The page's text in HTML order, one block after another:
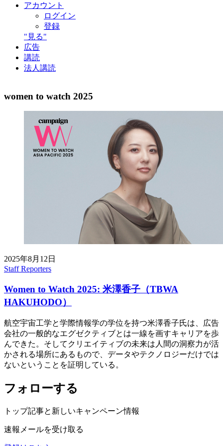
アカウント
ログイン
登録
"見る"
広告
講読
法人講読
women to watch 2025
2025年8月12日
Staff Reporters
Women to Watch 2025: 米澤香子（TBWA
HAKUHODO）
航空宇宙工学と学際情報学の学位を持つ米澤香子氏は、広告
会社の一般的なエグゼクティブとは一線を画すキャリアを歩
んできた。そしてクリエイティブの未来は人間の洞察力が活
かされる場所にあるもので、データやテクノロジーだけでは
ないということを証明している。
フォローする
トップ記事と新しいキャンペーン情報
速報メールを受け取る